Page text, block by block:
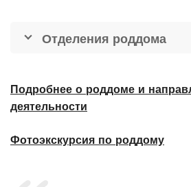
Отделения роддома
Подробнее о роддоме и
деятельности
Фотоэкскурсия по роддому